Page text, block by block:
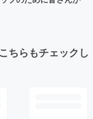
ちらもチェックし